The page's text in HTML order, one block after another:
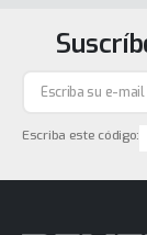
Escriba este código: